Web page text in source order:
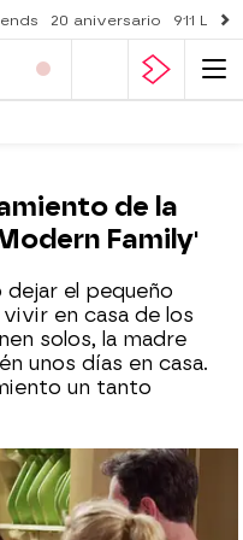
20 aniversario 911
de la
Family'
dejar el pequeño
en casa de los
solos, la madre
unos días en casa.
un tanto